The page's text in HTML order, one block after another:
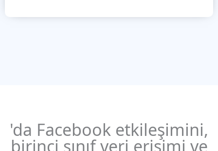
'da Facebook etkileşimini,
birinci sınıf veri erişimi ve